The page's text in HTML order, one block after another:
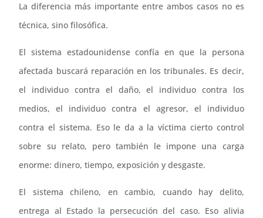
La diferencia más importante entre ambos casos no es
técnica, sino filosófica.
El sistema estadounidense confía en que la persona
afectada buscará reparación en los tribunales. Es decir,
el individuo contra el daño, el individuo contra los
medios, el individuo contra el agresor, el individuo
contra el sistema. Eso le da a la víctima cierto control
sobre su relato, pero también le impone una carga
enorme: dinero, tiempo, exposición y desgaste.
El sistema chileno, en cambio, cuando hay delito,
entrega al Estado la persecución del caso. Eso alivia